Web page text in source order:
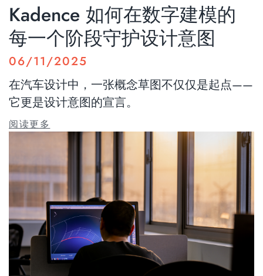
Kadence 如何在数字建模的
每一个阶段守护设计意图
06/11/2025
在汽车设计中，一张概念草图不仅仅是起点——
它更是设计意图的宣言。
阅读更多